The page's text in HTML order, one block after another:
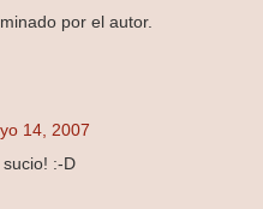
por el autor.
14, 2007
:-D